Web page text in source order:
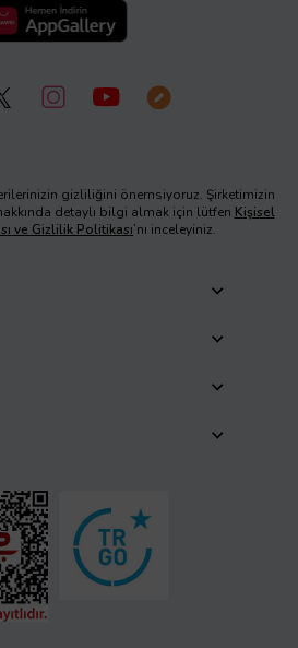
gizliliğini önemsiyoruz. Şirketimizin
detaylı bilgi almak için lütfen Kişisel
ve Gizlilik Politikası’nı inceleyiniz.